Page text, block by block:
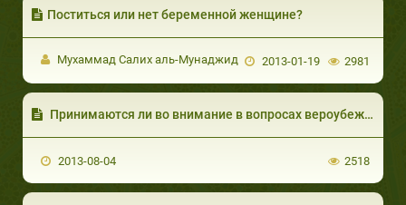
Поститься или нет беременной женщине?
Мухаммад Салих аль-Мунаджид 2013-01-19 2981
Принимаются ли во внимание в вопросах вероубеждения хадисы аль-ахад?
2013-08-04 2518